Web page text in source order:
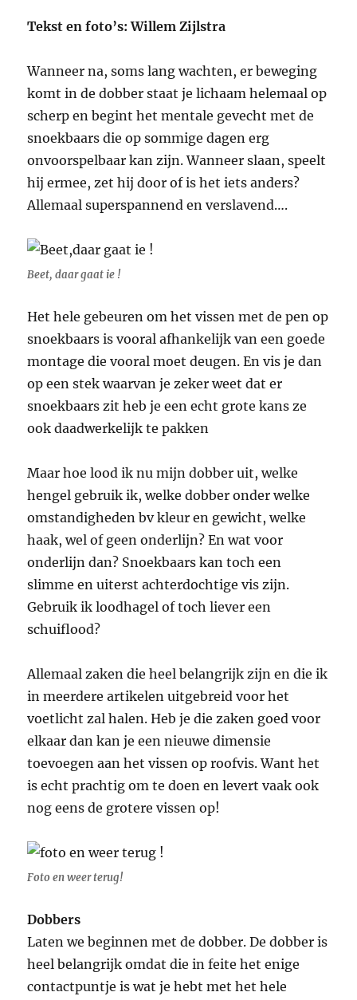
Tekst en foto’s: Willem Zijlstra
Wanneer na, soms lang wachten, er beweging
komt in de dobber staat je lichaam helemaal op
scherp en begint het mentale gevecht met de
snoekbaars die op sommige dagen erg
onvoorspelbaar kan zijn. Wanneer slaan, speelt
hij ermee, zet hij door of is het iets anders?
Allemaal superspannend en verslavend….
Beet, daar gaat ie !
Het hele gebeuren om het vissen met de pen op
snoekbaars is vooral afhankelijk van een goede
montage die vooral moet deugen. En vis je dan
op een stek waarvan je zeker weet dat er
snoekbaars zit heb je een echt grote kans ze
ook daadwerkelijk te pakken
Maar hoe lood ik nu mijn dobber uit, welke
hengel gebruik ik, welke dobber onder welke
omstandigheden bv kleur en gewicht, welke
haak, wel of geen onderlijn? En wat voor
onderlijn dan? Snoekbaars kan toch een
slimme en uiterst achterdochtige vis zijn.
Gebruik ik loodhagel of toch liever een
schuiflood?
Allemaal zaken die heel belangrijk zijn en die ik
in meerdere artikelen uitgebreid voor het
voetlicht zal halen. Heb je die zaken goed voor
elkaar dan kan je een nieuwe dimensie
toevoegen aan het vissen op roofvis. Want het
is echt prachtig om te doen en levert vaak ook
nog eens de grotere vissen op!
Foto en weer terug!
Dobbers
Laten we beginnen met de dobber. De dobber is
heel belangrijk omdat die in feite het enige
contactpuntje is wat je hebt met het hele